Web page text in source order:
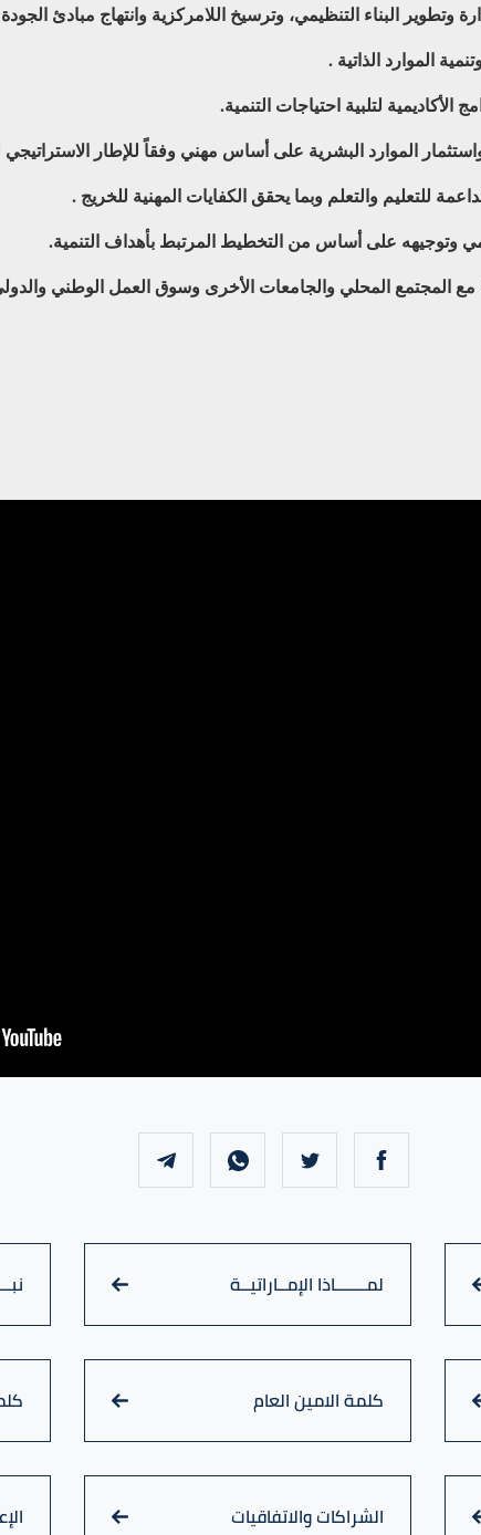
وتطوير البناء التنظيمي، وترسيخ اللامركزية وانتهاج مبادئ
الموارد الذاتية .
لتلبية احتياجات التنمية.
واستثمار الموارد البشرية على أساس مهني وفقاً للإطار
للتعليم والتعلم وبما يحقق الكفايات المهنية للخريج .
وتوجيهه على أساس من التخطيط المرتبط بأهداف التنمية.
مع المجتمع المحلي والجامعات الأخرى وسوق العمل الوطني
لمـــــــاذا الإمــاراتيــة
كلمة الامين العام
الشراكات والاتفاقيات